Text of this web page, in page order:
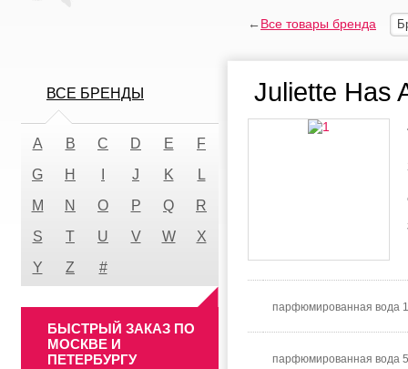
←Все товары бренда
Juliette Has
парфюмированная вода
парфюмированная вода
ВСЕ БРЕНДЫ
A B C D E
F
G
H J K
L
M
N O P Q
R
S
T U V W
X
Y
Z #
БЫСТРЫЙ ЗАКАЗ ПО
МОСКВЕ И
ПЕТЕРБУРГУ